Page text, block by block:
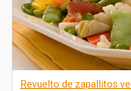
Revuelto de zapallitos